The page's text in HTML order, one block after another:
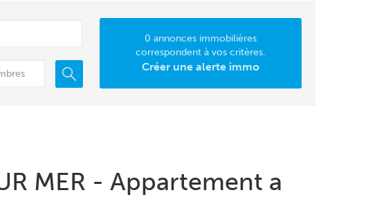
0 annonces immobilières
correspondent à vos critères.
Créer une alerte immo
MER - Appartement a